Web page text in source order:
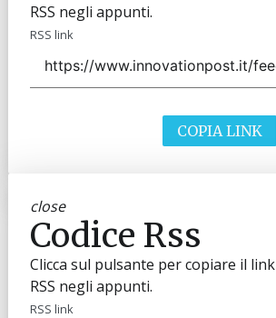
RSS negli appunti.
RSS link
COPIA LINK
close
Codice Rss
Clicca sul pulsante per copiare il link
RSS negli appunti.
RSS link